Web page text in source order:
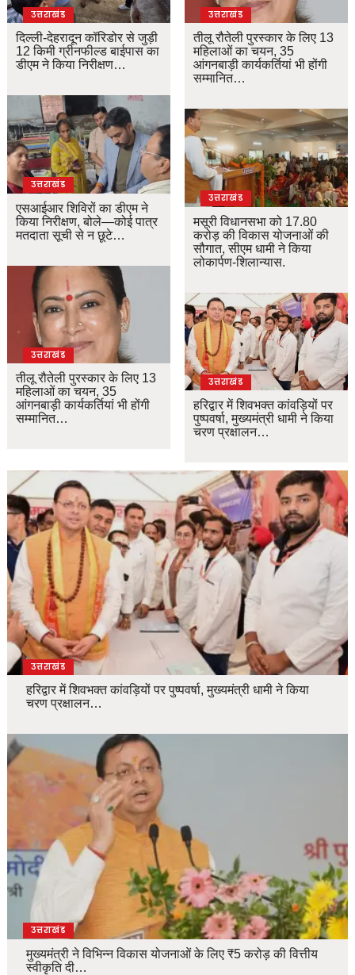
उत्तराखंड
दिल्ली-देहरादून कॉरिडोर से जुड़ी
12 किमी ग्रीनफील्ड बाईपास का
डीएम ने किया निरीक्षण…
उत्तराखंड
एसआईआर शिविरों का डीएम ने
किया निरीक्षण, बोले—कोई पात्र
मतदाता सूची से न छूटे…
उत्तराखंड
तीलू रौतेली पुरस्कार के लिए 13
महिलाओं का चयन, 35
आंगनबाड़ी कार्यकर्तियां भी होंगी
सम्मानित…
उत्तराखंड
तीलू रौतेली पुरस्कार के लिए 13
महिलाओं का चयन, 35
आंगनबाड़ी कार्यकर्तियां भी होंगी
सम्मानित…
उत्तराखंड
मसूरी विधानसभा को 17.80
करोड़ की विकास योजनाओं की
सौगात, सीएम धामी ने किया
लोकार्पण-शिलान्यास.
उत्तराखंड
हरिद्वार में शिवभक्त कांवड़ियों पर
पुष्पवर्षा, मुख्यमंत्री धामी ने किया
चरण प्रक्षालन…
उत्तराखंड
हरिद्वार में शिवभक्त कांवड़ियों पर पुष्पवर्षा, मुख्यमंत्री धामी ने किया
चरण प्रक्षालन…
उत्तराखंड
मुख्यमंत्री ने विभिन्न विकास योजनाओं के लिए ₹5 करोड़ की वित्तीय
स्वीकृति दी…